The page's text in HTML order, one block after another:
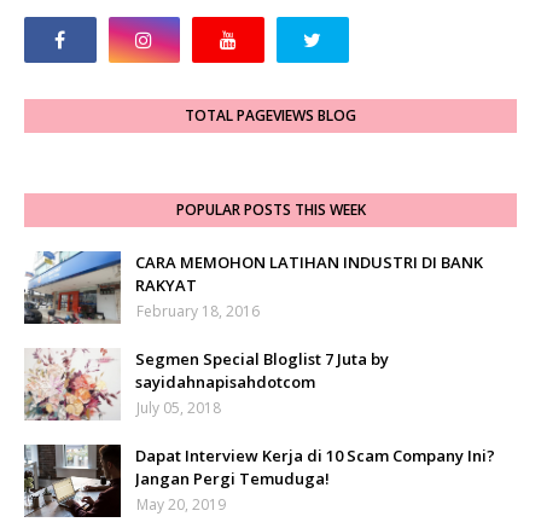
TOTAL PAGEVIEWS BLOG
POPULAR POSTS THIS WEEK
CARA MEMOHON LATIHAN INDUSTRI DI BANK
RAKYAT
February 18, 2016
Segmen Special Bloglist 7 Juta by
sayidahnapisahdotcom
July 05, 2018
Dapat Interview Kerja di 10 Scam Company Ini?
Jangan Pergi Temuduga!
May 20, 2019